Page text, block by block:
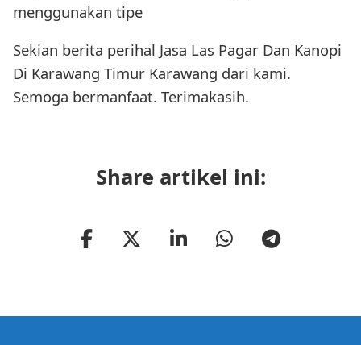
menggunakan tipe
Sekian berita perihal Jasa Las Pagar Dan Kanopi
Di Karawang Timur Karawang dari kami.
Semoga bermanfaat. Terimakasih.
Share artikel ini: